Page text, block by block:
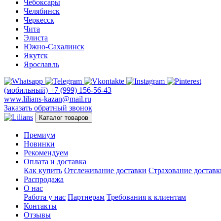
Чебоксары
Челябинск
Черкесск
Чита
Элиста
Южно-Сахалинск
Якутск
Ярославль
(мобильный) +7 (999) 156-56-43
www.lilians-kazan@mail.ru
Заказать обратный звонок
Каталог товаров
Премиум
Новинки
Рекомендуем
Оплата и доставка
Как купить Отслеживание доставки Страхование
Распродажа
О нас
Работа у нас Партнерам Требования к клиентам
Контакты
Отзывы